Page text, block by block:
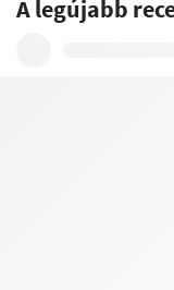
A legújabb